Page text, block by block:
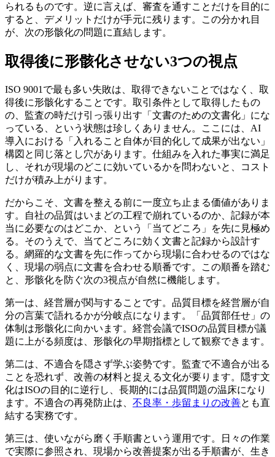
られるものです。逆に言えば、審査を通すことだけを目的に
すると、デメリットだけが手元に残ります。この分かれ目
が、次の形骸化の問題に直結します。
取得後に形骸化させない3つの視点
ISO 9001で最も多い失敗は、取得できないことではなく、取
得後に形骸化することです。取引条件として取得したもの
の、監査の時だけ引っ張り出す「文書のための文書化」にな
っている、という状態は珍しくありません。ここには、AI
導入における「入れること自体が目的化して成果が出ない」
構図と同じ落とし穴があります。仕組みを入れた事実に満足
し、それが現場のどこに効いているかを問わないと、コスト
だけが積み上がります。
だからこそ、文書を整える前に一度立ち止まる価値がありま
す。自社の品質はいまどの工程で崩れているのか、記録が本
当に必要なのはどこか、という「当てどころ」を先に見極め
る。そのうえで、当てどころに効く文書と記録から設計す
る。網羅的な文書を先に作ってから現場に合わせるのではな
く、現場の弱点に文書を合わせる順番です。この順番を踏む
と、形骸化を防ぐ次の3視点が自然に機能します。
第一は、経営層が関与することです。品質目標を経営層が自
分の言葉で語れるかが分岐点になります。「品質部任せ」の
体制は形骸化に向かいます。経営会議でISOの品質目標が議
題に上がる頻度は、形骸化の早期指標として観察できます。
第二は、不適合を隠さず学ぶ姿勢です。監査で不適合が出る
ことを恐れず、改善の材料と捉える文化が要ります。隠す文
化はISOの目的に逆行し、長期的には品質問題の温床になり
ます。不適合の再発防止は、 不良率・歩留まりの改善とも直
結する実務です。
第三は、使いながら磨く手順書という運用です。日々の作業
で実際に参照され、現場から改善提案が出る手順書が、生き